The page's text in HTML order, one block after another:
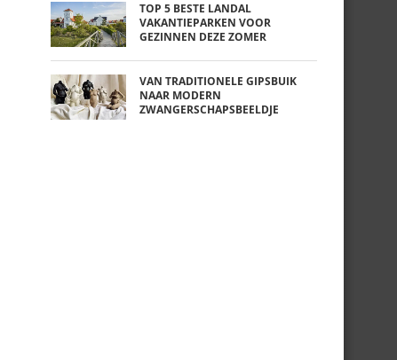
TOP 5 BESTE LANDAL
VAKANTIEPARKEN VOOR
GEZINNEN DEZE ZOMER
VAN TRADITIONELE GIPSBUIK
NAAR MODERN
ZWANGERSCHAPSBEELDJE